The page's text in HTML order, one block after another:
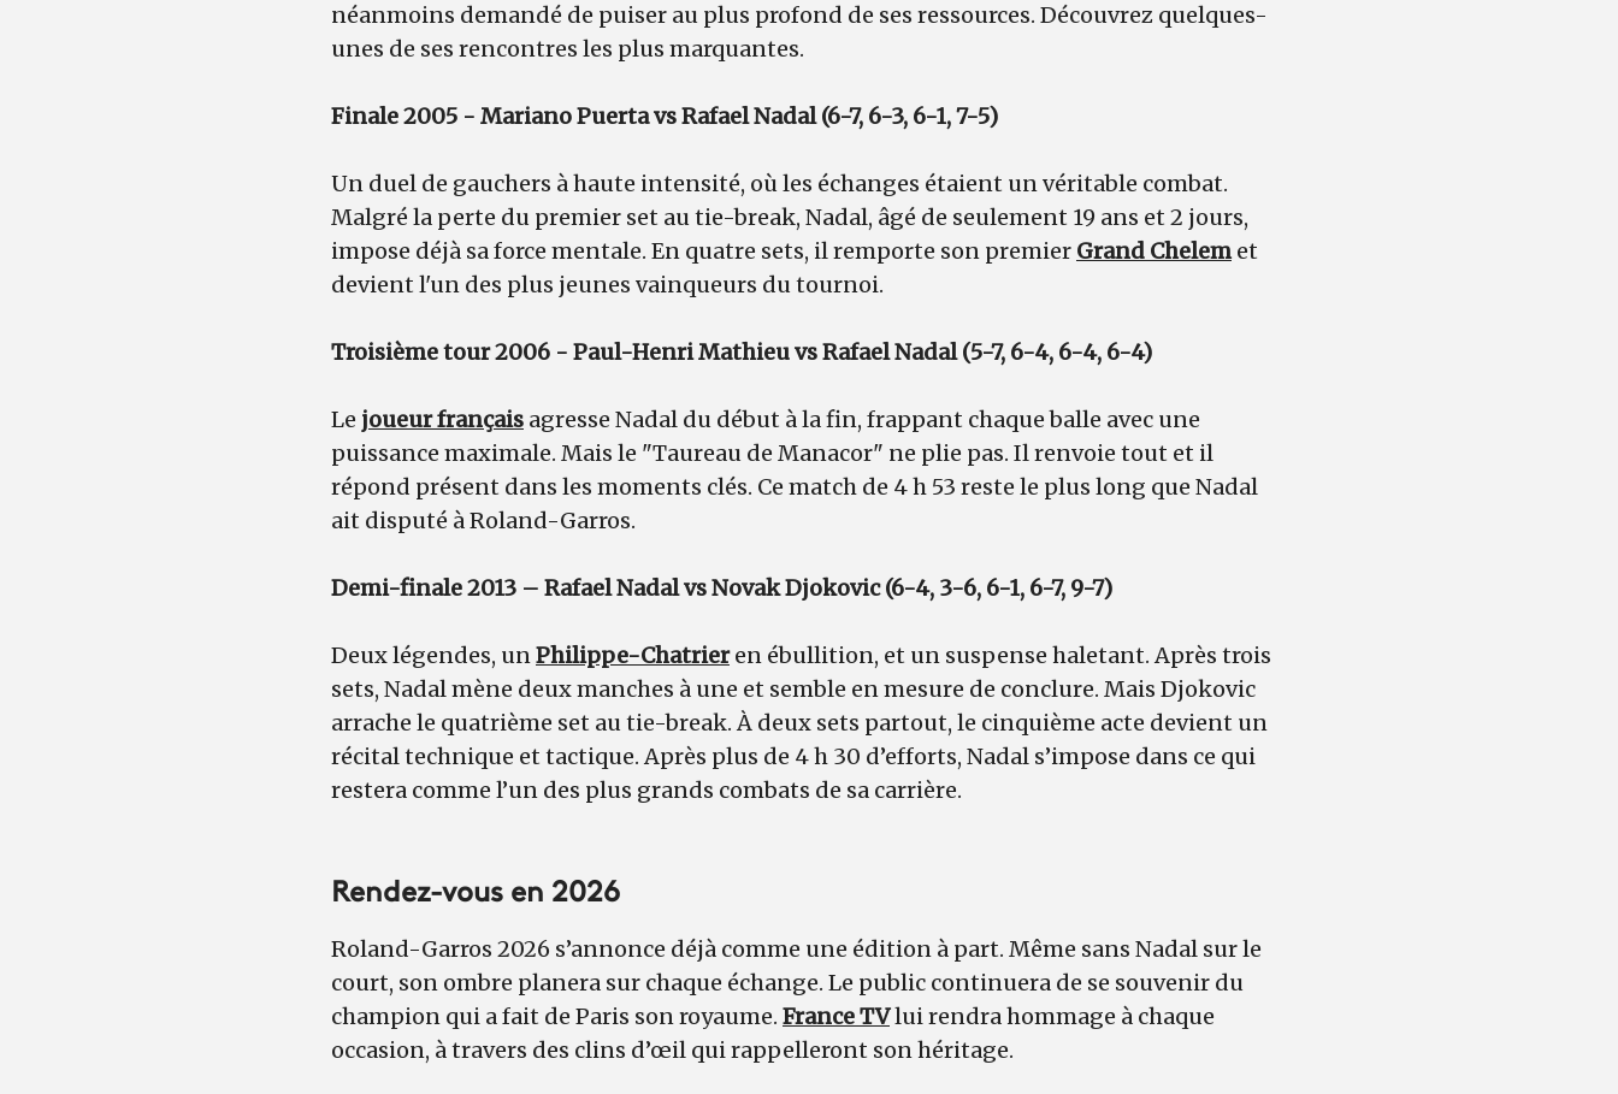
néanmoins demandé de puiser au plus profond de ses ressources. Découvrez quelques-
unes de ses rencontres les plus marquantes.
Finale 2005 - Mariano Puerta vs Rafael Nadal (6-7, 6-3, 6-1, 7-5)
Un duel de gauchers à haute intensité, où les échanges étaient un véritable combat.
Malgré la perte du premier set au tie-break, Nadal, âgé de seulement 19 ans et 2 jours,
impose déjà sa force mentale. En quatre sets, il remporte son premier Grand Chelemet
devient l'un des plus jeunes vainqueurs du tournoi.
Troisième tour 2006 - Paul-Henri Mathieu vs Rafael Nadal (5-7, 6-4, 6-4, 6-4)
Le joueur français agresse Nadal du début à la fin, frappant chaque balle avec une
puissance maximale. Mais le "Taureau de Manacor" ne plie pas. Il renvoie tout et il
répond présent dans les moments clés. Ce match de 4 h 53 reste le plus long que Nadal
ait disputé à Roland-Garros.
Demi-finale 2013 – Rafael Nadal vs Novak Djokovic (6-4, 3-6, 6-1, 6-7, 9-7)
Deux légendes, unPhilippe-Chatrieren ébullition, et un suspense haletant. Après trois
sets, Nadal mène deux manches à une et semble en mesure de conclure. Mais Djokovic
arrache le quatrième set au tie-break. À deux sets partout, le cinquième acte devient un
récital technique et tactique. Après plus de 4 h 30 d’efforts, Nadal s’impose dans ce qui
restera comme l’un des plus grands combats de sa carrière.
Rendez-vous en 2026
Roland-Garros 2026 s’annonce déjà comme une édition à part. Même sans Nadal sur le
court, son ombre planera sur chaque échange. Le public continuera de se souvenir du
champion qui a fait de Paris son royaume. France TVlui rendra hommage à chaque
occasion, à travers des clins d’œil qui rappelleront son héritage.